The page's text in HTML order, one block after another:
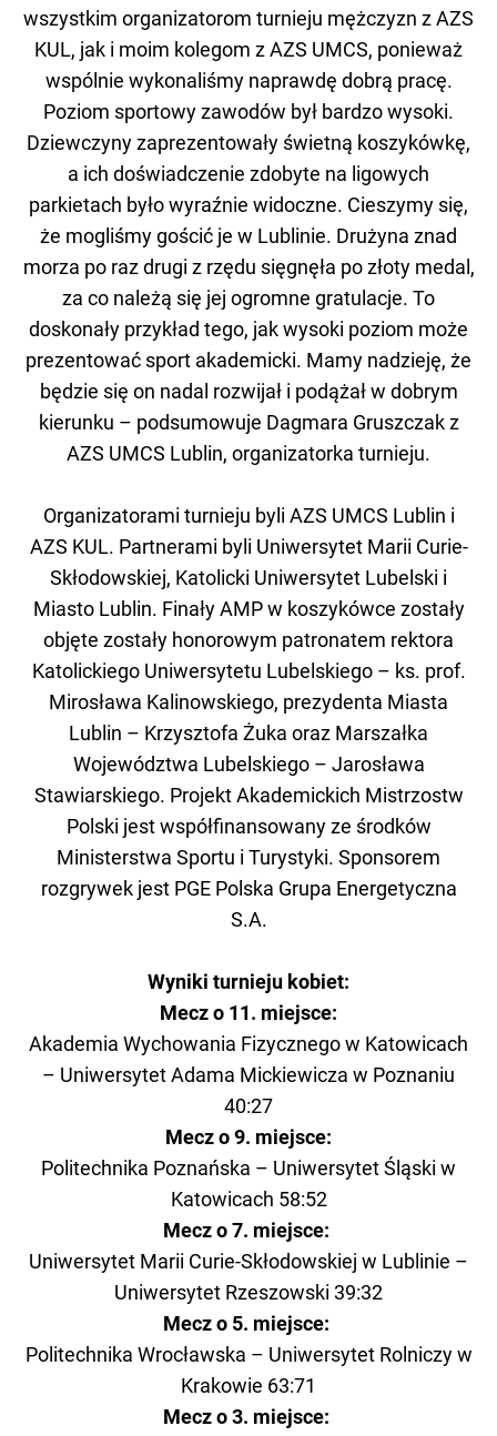
wszystkim organizatorom turnieju mężczyzn z AZS
KUL, jak i moim kolegom z AZS UMCS, ponieważ
wspólnie wykonaliśmy naprawdę dobrą pracę.
Poziom sportowy zawodów był bardzo wysoki.
Dziewczyny zaprezentowały świetną koszykówkę,
a ich doświadczenie zdobyte na ligowych
parkietach było wyraźnie widoczne. Cieszymy się,
że mogliśmy gościć je w Lublinie. Drużyna znad
morza po raz drugi z rzędu sięgnęła po złoty medal,
za co należą się jej ogromne gratulacje. To
doskonały przykład tego, jak wysoki poziom może
prezentować sport akademicki. Mamy nadzieję, że
będzie się on nadal rozwijał i podążał w dobrym
kierunku – podsumowuje Dagmara Gruszczak z
AZS UMCS Lublin, organizatorka turnieju.
Organizatorami turnieju byli AZS UMCS Lublin i
AZS KUL. Partnerami byli Uniwersytet Marii Curie-
Skłodowskiej, Katolicki Uniwersytet Lubelski i
Miasto Lublin. Finały AMP w koszykówce zostały
objęte zostały honorowym patronatem rektora
Katolickiego Uniwersytetu Lubelskiego – ks. prof.
Mirosława Kalinowskiego, prezydenta Miasta
Lublin – Krzysztofa Żuka oraz Marszałka
Województwa Lubelskiego – Jarosława
Stawiarskiego. Projekt Akademickich Mistrzostw
Polski jest współfinansowany ze środków
Ministerstwa Sportu i Turystyki. Sponsorem
rozgrywek jest PGE Polska Grupa Energetyczna
S.A.
Wyniki turnieju kobiet:
Mecz o 11. miejsce:
Akademia Wychowania Fizycznego w Katowicach
– Uniwersytet Adama Mickiewicza w Poznaniu
40:27
Mecz o 9. miejsce:
Politechnika Poznańska – Uniwersytet Śląski w
Katowicach 58:52
Mecz o 7. miejsce:
Uniwersytet Marii Curie-Skłodowskiej w Lublinie –
Uniwersytet Rzeszowski 39:32
Mecz o 5. miejsce:
Politechnika Wrocławska – Uniwersytet Rolniczy w
Krakowie 63:71
Mecz o 3. miejsce: